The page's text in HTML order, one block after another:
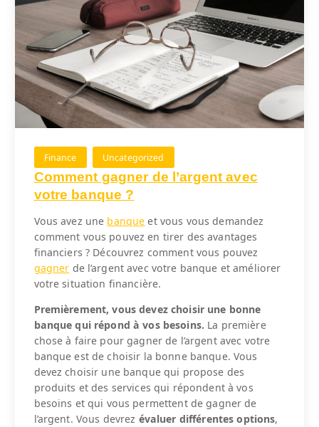
Finance Uncategorized
Comment gagner de l’argent avec
votre banque ?
Vous avez une banque et vous vous demandez
comment vous pouvez en tirer des avantages
financiers ? Découvrez comment vous pouvez
gagner de l’argent avec votre banque et améliorer
votre situation financière.
Premièrement, vous devez choisir une bonne
banque qui répond à vos besoins. La première
chose à faire pour gagner de l’argent avec votre
banque est de choisir la bonne banque. Vous
devez choisir une banque qui propose des
produits et des services qui répondent à vos
besoins et qui vous permettent de gagner de
l’argent. Vous devrez évaluer différentes options,